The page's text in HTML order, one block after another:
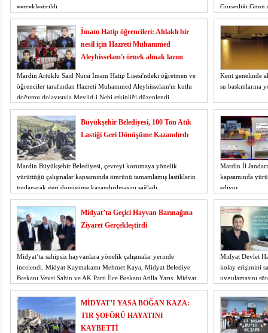
gerçekleştirildi.
Güvenliği Günü
prestije sahip
İmam Hatip öğrencileri: Ahlaklı bir
nesil için Hazreti Muhammed
Aleyhisselam'ı örnek almak lazım
Mardin Artuklu Said Nursi İmam Hatip Lisesi'ndeki öğretmen ve
öğrenciler tarafından Hazreti Muhammed Aleyhisselam'ın kutlu
doğumu dolayısıyla Mevlid-i Nebi etkinliği düzenlendi.
Kent genelinde
su baskınlarına
Büyükşehir Belediyesi, 100 Ton Atık
Lastiği Geri Dönüşüme Kazandırdı
Mardin Büyükşehir Belediyesi, çevreyi korumaya yönelik
yürüttüğü çalışmalar kapsamında ömrünü tamamlamış lastiklerin
toplanarak geri dönüşüme kazandırılmasını sağladı.
Mardin İl
kapsamında
ediyor.
Midyat’ta Geçici Hayvan Barınağına
Ziyaret Gerçekleştirdi
Midyat’ta sahipsiz hayvanlara yönelik çalışmalar yerinde
incelendi. Midyat Kaymakamı Mehmet Kaya, Midyat Belediye
Başkanı Veysi Şahin ve AK Parti İlçe Başkanı Atilla Yarış, Midyat
Belediyesi Geçici Hayvan Barınağı ve Bakımevi’nde
incelemelerde bulundu.
Midyat Devlet
kolay erişimini
uygulamasını
günü ortopedi
MİDYAT’I YASA BOĞAN KAZA:
TIR ŞOFÖRÜ HAYATINI
KAYBETTİ